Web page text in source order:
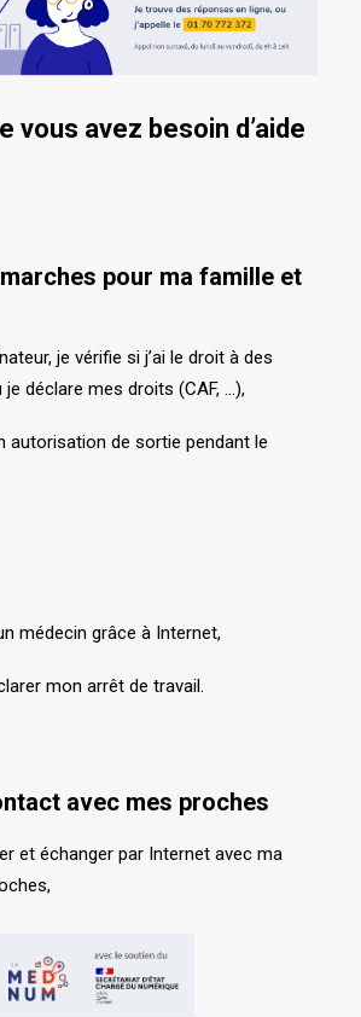
vous avez besoin d’aide
pour ma famille et
je vérifie si j’ai le droit à des
déclare mes droits (CAF, …),
autorisation de sortie pendant le
médecin grâce à Internet,
mon arrêt de travail.
avec mes proches
et échanger par Internet avec ma